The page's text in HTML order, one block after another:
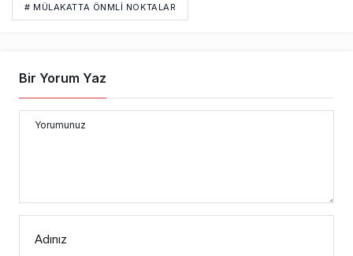
# MÜLAKATTA ÖNMLI NOKTALAR
Bir Yorum Yaz
Yorumunuz
Adınız